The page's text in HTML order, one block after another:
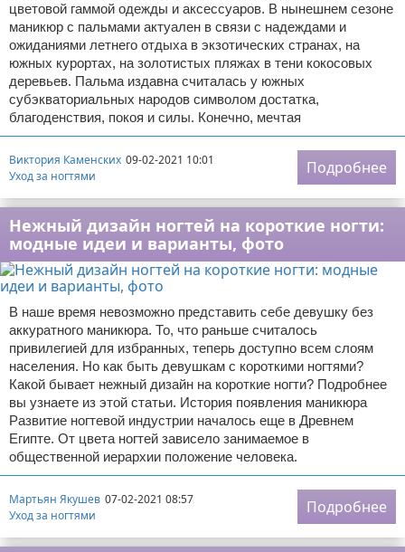
цветовой гаммой одежды и аксессуаров. В нынешнем сезоне
маникюр с пальмами актуален в связи с надеждами и
ожиданиями летнего отдыха в экзотических странах, на
южных курортах, на золотистых пляжах в тени кокосовых
деревьев. Пальма издавна считалась у южных
субэкваториальных народов символом достатка,
благоденствия, покоя и силы. Конечно, мечтая
Виктория Каменских 09-02-2021 10:01
Уход за ногтями
Подробнее
Нежный дизайн ногтей на короткие ногти:
модные идеи и варианты, фото
В наше время невозможно представить себе девушку без
аккуратного маникюра. То, что раньше считалось
привилегией для избранных, теперь доступно всем слоям
населения. Но как быть девушкам с короткими ногтями?
Какой бывает нежный дизайн на короткие ногти? Подробнее
вы узнаете из этой статьи. История появления маникюра
Развитие ногтевой индустрии началось еще в Древнем
Египте. От цвета ногтей зависело занимаемое в
общественной иерархии положение человека.
Мартьян Якушев 07-02-2021 08:57
Уход за ногтями
Подробнее